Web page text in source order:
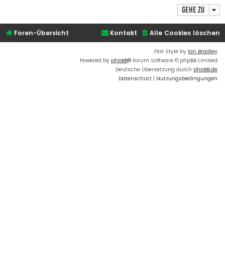
Gehe zu
Foren-Übersicht Alle Cookies löschen
Kontakt
Flat Style by Ian Bradley
Powered by phpBB® Forum Software © phpBB Limited
Deutsche Übersetzung durch phpBB.de
Datenschutz | Nutzungsbedingungen